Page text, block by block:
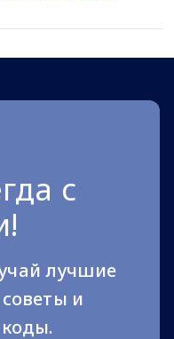
с
лучшие
и